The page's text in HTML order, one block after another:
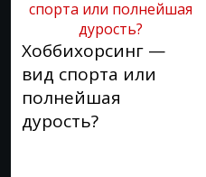
Хоббихорсинг —
вид спорта или
полнейшая
дурость?